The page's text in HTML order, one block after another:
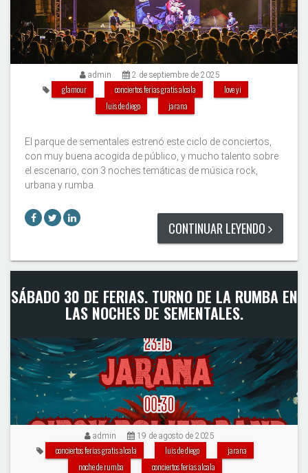
admin 2 de septiembre de 2025
glamour conciertos ferias gratis alcala
love yi
luis de diego
jarana
El parque de sementales estrenó este ciclo de conciertos,
con muy buena acogida de público, y mucho talento sobre
el escenario, con 3 noches temáticas de música rock,
urbana y rumba.
CONTINUAR LEYENDO
SÁBADO 30 DE FERIAS. TURNO DE LA RUMBA EN
LAS NOCHES DE SEMENTALES.
admin 19 de agosto de 2025
conciertos ferias gratis alcala luis de diego
jarana
noche de rumba
conciertos ferias alcala